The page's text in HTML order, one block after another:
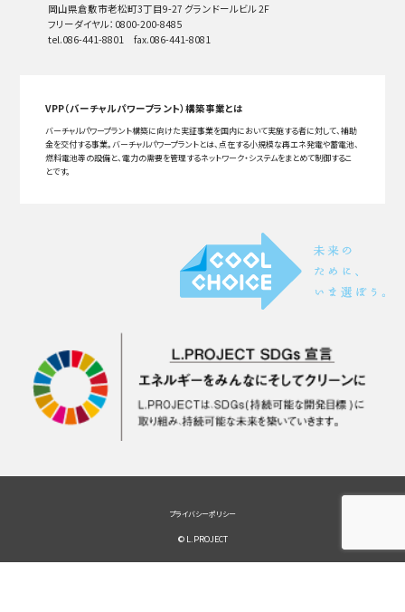
岡山県倉敷市老松町3丁目9-27 グランドールビル 2F
フリーダイヤル：0800-200-8485
tel.086-441-8801 fax.086-441-8081
VPP（バーチャルパワープラント）構築事業とは
バーチャルパワープラント構築に向けた実証事業を国内において実施する者に対して、補助
金を交付する事業。バーチャルパワープラントとは、点在する小規模な再エネ発電や蓄電池、
燃料電池等の設備と、電力の需要を管理するネットワーク・システムをまとめて制御するこ
とです。
プライバシーポリシー
© L.PROJECT